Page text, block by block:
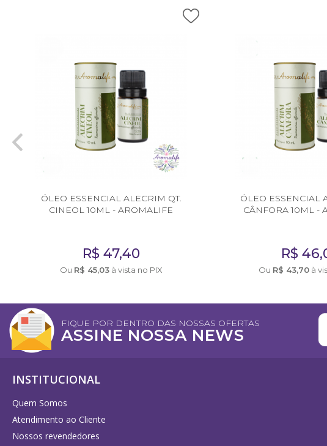
PROMOÇÕES
Agosto na Aromalife
XEPA AROMALIFE
Distribuição
Frascos Rosca 28
Flaconete Rosca 13
Flaconete Rosca 15
Pote 30 ml
Pote 33 ml
Rollon
ÓLEO ESSENCIAL ALECRIM QT.
CINEOL 10ML - AROMALIFE
R$ 47,40
Ou R$ 45,03à vista no PIX
ÓLEO ESSENCIAL
CÂNFORA 10ML -
R$
Ou R$ 43,70à
FIQUE POR DENTRO DAS NOSSAS OFERTAS
ASSINE NOSSA NEWS
INSTITUCIONAL
Quem Somos
Atendimento ao Cliente
Nossos revendedores